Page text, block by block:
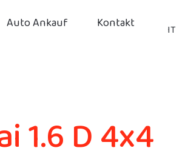
1.6 D 4x4
Auto Ankauf Kontakt IT